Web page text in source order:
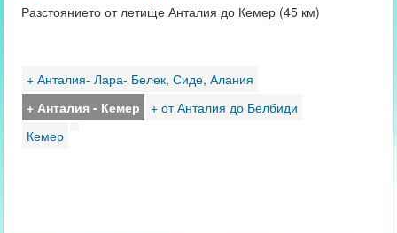
Разстоянието от летище Анталия до Кемер (45 км)
+ Анталия- Лара- Белек, Сиде, Алания
+ Анталия - Кемер
+ от Анталия до Белбиди
Кемер